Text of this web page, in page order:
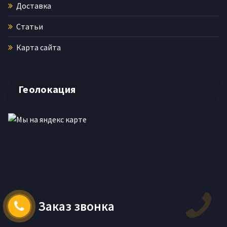
Доставка
Статьи
Карта сайта
Геолокация
Заказ звонка